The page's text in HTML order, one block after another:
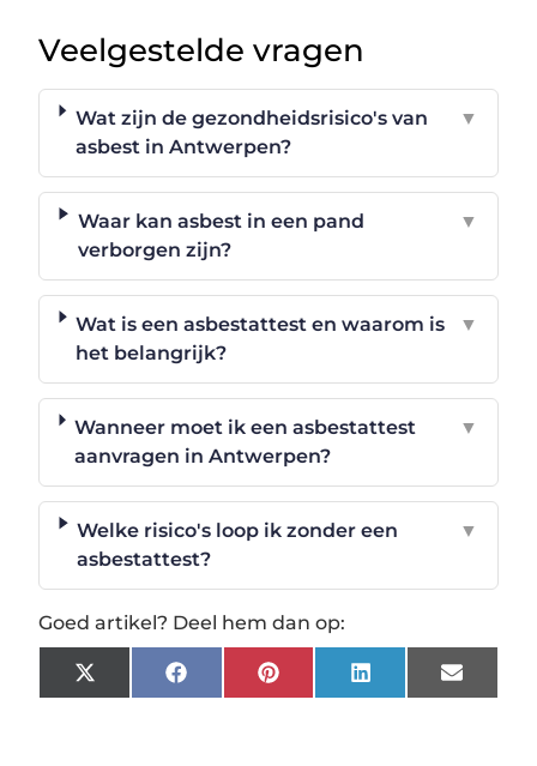
Veelgestelde vragen
Wat zijn de gezondheidsrisico's van
asbest in Antwerpen?
▼
Waar kan asbest in een pand
verborgen zijn?
▼
Wat is een asbestattest en waarom is
het belangrijk?
▼
Wanneer moet ik een asbestattest
aanvragen in Antwerpen?
▼
Welke risico's loop ik zonder een
asbestattest?
▼
Goed artikel? Deel hem dan op:
X
(Twitter)
FacebookPinterestLinkedInEmail